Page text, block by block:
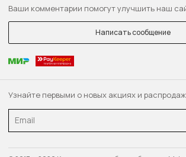
Узнайте первыми о новых акциях и
Email
Ваши комментарии помогут улучшить наш
Написать сообщение